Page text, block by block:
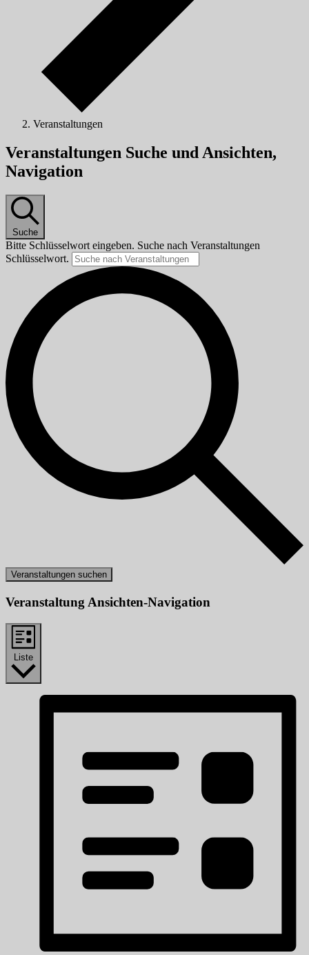
Veranstaltungen
Veranstaltungen
Veranstaltungen Suche und Ansichten,
Navigation
Suche
Bitte Schlüsselwort eingeben. Suche nach Veranstaltungen
Schlüsselwort.
Veranstaltungen suchen
Veranstaltung Ansichten-Navigation
Liste